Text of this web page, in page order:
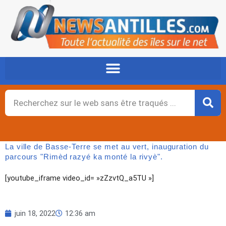
contenu
Rechercher
La ville de Basse-Terre se met au vert, inauguration du
parcours "Rimèd razyé ka monté la rivyè".
[youtube_iframe video_id= »zZzvtQ_a5TU »]
juin 18, 2022 12:36 am